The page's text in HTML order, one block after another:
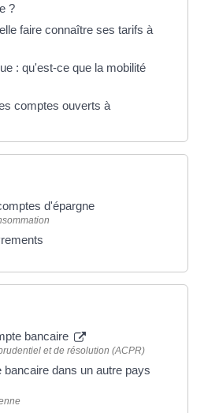
?
faire connaître ses tarifs à
: qu'est-ce que la mobilité
comptes ouverts à
d'épargne
bancaire
et de résolution (ACPR)
dans un autre pays